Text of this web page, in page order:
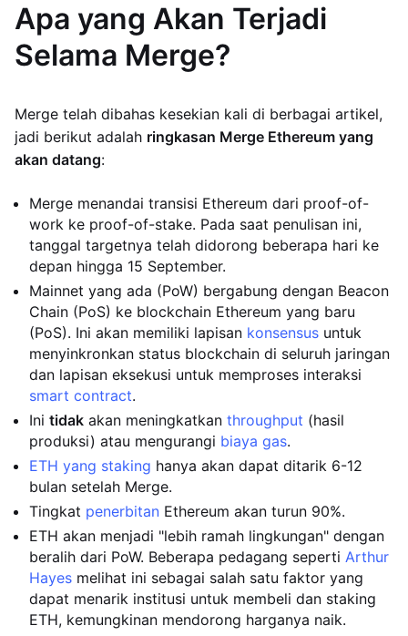
Apa yang Akan Terjadi
Selama Merge?
Merge telah dibahas kesekian kali di berbagai artikel,
jadi berikut adalah ringkasan Merge Ethereum yang
akan datang:
Merge menandai transisi Ethereum dari proof-of-
work ke proof-of-stake. Pada saat penulisan ini,
tanggal targetnya telah didorong beberapa hari ke
depan hingga 15 September.
Mainnet yang ada (PoW) bergabung dengan Beacon
Chain (PoS) ke blockchain Ethereum yang baru
(PoS). Ini akan memiliki lapisan konsensus untuk
menyinkronkan status blockchain di seluruh jaringan
dan lapisan eksekusi untuk memproses interaksi
smart contract.
Ini tidak akan meningkatkan throughput (hasil
produksi) atau mengurangi biaya gas.
ETH yang staking hanya akan dapat ditarik 6-12
bulan setelah Merge.
Tingkat penerbitan Ethereum akan turun 90%.
ETH akan menjadi "lebih ramah lingkungan" dengan
beralih dari PoW. Beberapa pedagang seperti Arthur
Hayes melihat ini sebagai salah satu faktor yang
dapat menarik institusi untuk membeli dan staking
ETH, kemungkinan mendorong harganya naik.